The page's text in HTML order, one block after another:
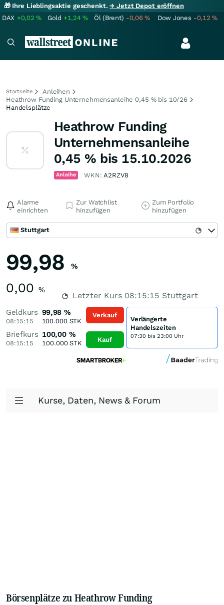
🎁 Ihre Lieblingsaktie geschenkt.→ Jetzt Depot eröffnen
DAX +0,02% Gold +1,24% Öl (Brent) -0,06% Dow Jones -0,12%
Startseite
Anleihen
Heathrow Funding Unternehmensanleihe 0,45 % bis 10/26
Handelsplätze
Heathrow Funding
Unternehmensanleihe
0,45 % bis 15.10.2026
Anleihe WKN:A2RZV8
Alarme
einrichten
Zur Watchlist
hinzufügen
Zum Portfolio
hinzufügen
Stuttgart
99,98 %
0,00 %
Letzter Kurs 08:15:15 Stuttgart
Geldkurs
08:15:15
99,98 %
100.000STK
Briefkurs
08:15:15
100,00 %
100.000STK
Verkauf
Kauf
Verlängerte
Handelszeiten
07:30 bis 23:00 Uhr
Kurse, Daten, News & Forum
Börsenplätze zu Heathrow Funding